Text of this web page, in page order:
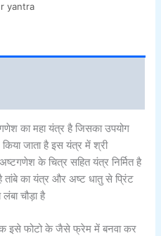
yantra
का महा यंत्र है जिसका उपयोग
जाता है इस यंत्र में श्री
के चित्र सहित यंत्र निर्मित है
तांबे का यंत्र और अष्ट धातु से प्रिंट
चौड़ा है
इसे फोटो के जैसे फ्रेम में बनवा कर